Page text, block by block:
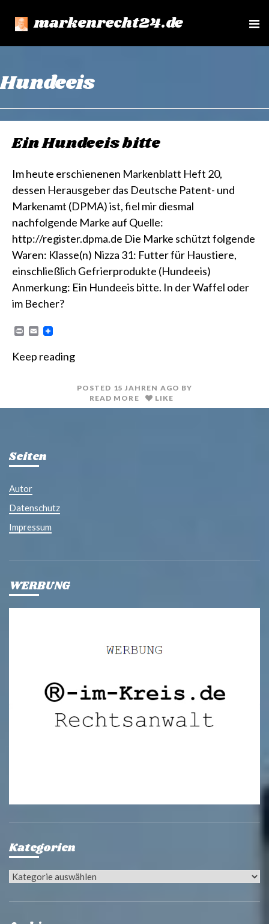
markenrecht24.de
e
Hundeeis
Ein Hundeeis bitte
Im heute erschienenen Markenblatt Heft 20,
dessen Herausgeber das Deutsche Patent- und
Markenamt (DPMA) ist, fiel mir diesmal
nachfolgende Marke auf Quelle:
http://register.dpma.de Die Marke schützt folgende
Waren: Klasse(n) Nizza 31: Futter für Haustiere,
einschließlich Gefrierprodukte (Hundeeis)
Anmerkung: Ein Hundeeis bitte. In der Waffel oder
im Becher?
n
E
i
Keep reading
POSTED 15 JAHREN AGO BY
READ MORE
LIKE
Seiten
Autor
Datenschutz
Impressum
WERBUNG
Kategorien
Kategorien